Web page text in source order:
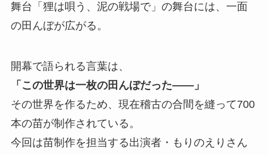
舞台「狸は唄う、泥の戦場で」の舞台には、一面
の田んぼが広がる。
開幕で語られる言葉は、
「この世界は一枚の田んぼだった——」
その世界を作るため、現在稽古の合間を縫って700
本の苗が制作されている。
今回は苗制作を担当する出演者・もりのえりさん